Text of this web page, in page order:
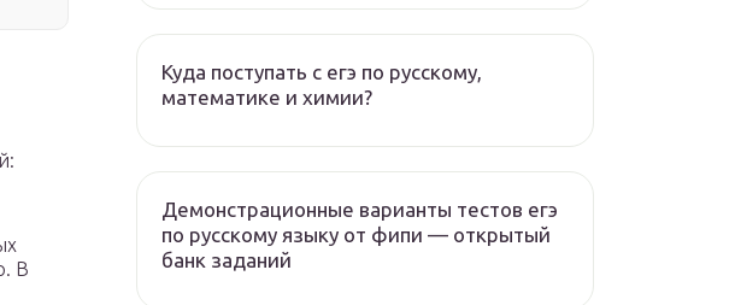
В
Куда поступать с егэ по русскому,
математике и химии?
Демонстрационные варианты тестов егэ
по русскому языку от фипи — открытый
банк заданий